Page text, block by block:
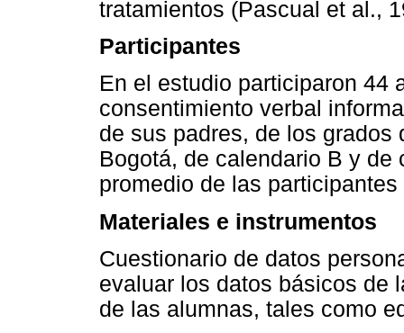
tratamientos (Pascual et al.,
Participantes
En el estudio participaron 44
consentimiento verbal
de sus padres, de los grados
Bogotá, de calendario B y
promedio de las
Materiales e instrumentos
Cuestionario de datos
evaluar los datos básicos de
de las alumnas, tales como